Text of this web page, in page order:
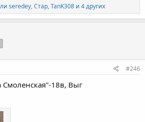
seredey,Стар,TanK308 и 4 других
#246
18в, Выг